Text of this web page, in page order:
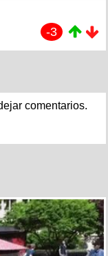
-3
comentarios.